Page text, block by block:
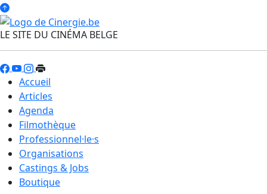
LE SITE DU CINÉMA BELGE
Accueil
Articles
Agenda
Filmothèque
Professionnel·le·s
Organisations
Castings & Jobs
Boutique